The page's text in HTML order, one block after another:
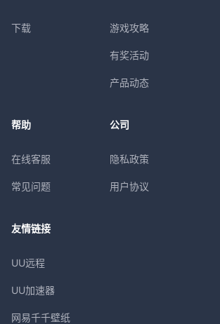
下载 游戏攻略
有奖活动
产品动态
帮助
在线客服
常见问题
公司
隐私政策
用户协议
友情链接
UU远程
UU加速器
网易千千壁纸